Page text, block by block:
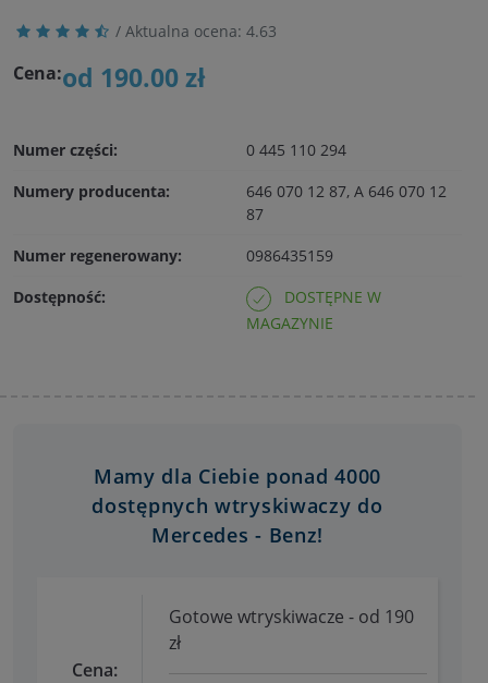
/ Aktualna ocena: 4.63
Cena:od 190.00 zł
Numer części:
0 445 110 294
Numery producenta:
646 070 12 87, A 646 070 12
87
Numer regenerowany:
0986435159
Dostępność:
DOSTĘPNE W
MAGAZYNIE
Mamy dla Ciebie ponad 4000
dostępnych wtryskiwaczy do
Mercedes - Benz!
Cena:
Gotowe wtryskiwacze - od 190
zł